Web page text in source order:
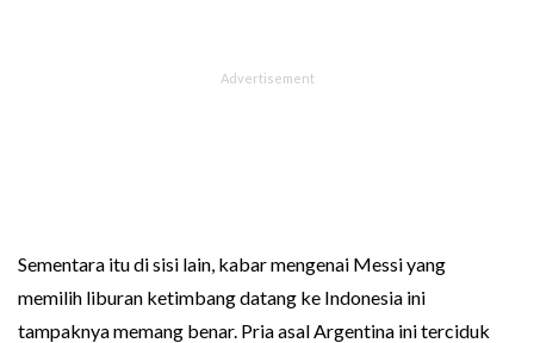
Sementara itu di sisi lain, kabar mengenai Messi yang
memilih liburan ketimbang datang ke Indonesia ini
tampaknya memang benar. Pria asal Argentina ini terciduk